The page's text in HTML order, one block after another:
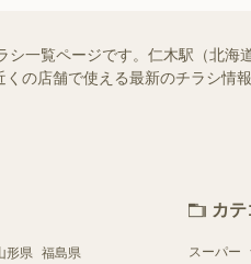
一覧ページです。仁木駅（北
の店舗で使える最新のチラシ情
形県 福島県
カ
スーパー